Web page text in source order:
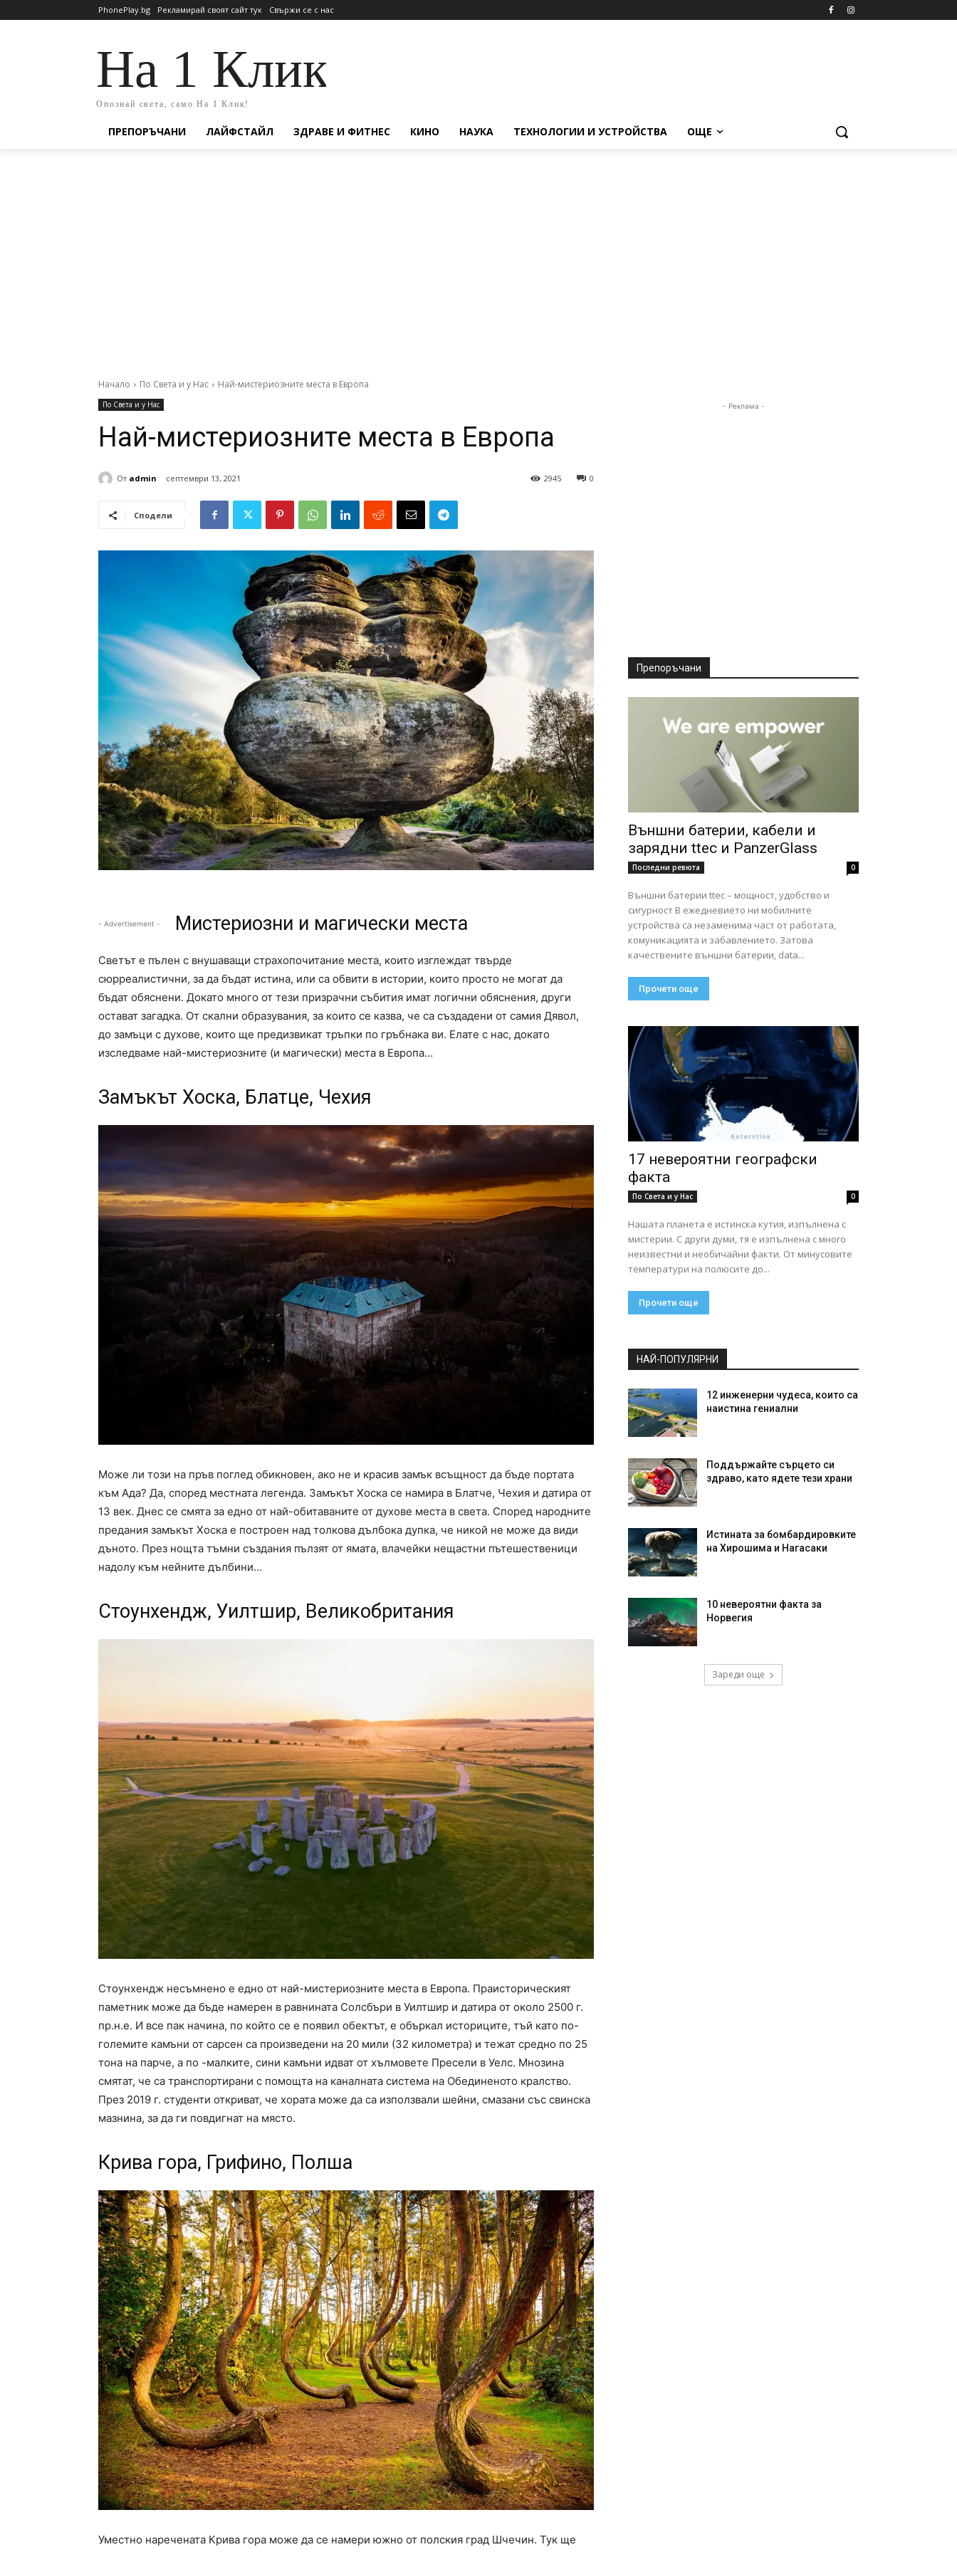
PhonePlay.bg Рекламирай своят сайт тук Свържи се с нас
На 1 Клик
Опознай света, само На 1 Клик!
ПРЕПОРЪЧАНИ ЛАЙФСТАЙЛ ЗДРАВЕ И ФИТНЕС КИНО НАУКА ТЕХНОЛОГИИ И УСТРОЙСТВА ОЩЕ
Начало По Света и у Нас Най-мистериозните места в Европа
По Света и у Нас
Най-мистериозните места в Европа
От admin септември 13, 2021 0
2945
Сподели
- Advertisement - Мистериозни и магически места
Светът е пълен с внушаващи страхопочитание места, които изглеждат твърде
сюрреалистични, за да бъдат истина, или са обвити в истории, които просто не могат да
бъдат обяснени. Докато много от тези призрачни събития имат логични обяснения, други
остават загадка. От скални образувания, за които се казва, че са създадени от самия Дявол,
до замъци с духове, които ще предизвикат тръпки по гръбнака ви. Елате с нас, докато
изследваме най-мистериозните (и магически) места в Европа…
Замъкът Хоска, Блатце, Чехия
Може ли този на пръв поглед обикновен, ако не и красив замък всъщност да бъде портата
към Ада? Да, според местната легенда. Замъкът Хоска се намира в Блатче, Чехия и датира от
13 век. Днес се смята за едно от най-обитаваните от духове места в света. Според народните
предания замъкът Хоска е построен над толкова дълбока дупка, че никой не може да види
дъното. През нощта тъмни създания пълзят от ямата, влачейки нещастни пътешественици
надолу към нейните дълбини…
Стоунхендж, Уилтшир, Великобритания
Стоунхендж несъмнено е едно от най-мистериозните места в Европа. Праисторическият
паметник може да бъде намерен в равнината Солсбъри в Уилтшир и датира от около 2500 г.
пр.н.е. И все пак начина, по който се е появил обектът, е объркал историците, тъй като по-
големите камъни от сарсен са произведени на 20 мили (32 километра) и тежат средно по 25
тона на парче, а по -малките, сини камъни идват от хълмовете Пресели в Уелс. Мнозина
смятат, че са транспортирани с помощта на каналната система на Обединеното кралство.
През 2019 г. студенти откриват, че хората може да са използвали шейни, смазани със свинска
мазнина, за да ги повдигнат на място.
Крива гора, Грифино, Полша
Уместно наречената Крива гора може да се намери южно от полския град Шчечин. Тук ще
- Реклама -
Препоръчани
Външни батерии, кабели и
зарядни ttec и PanzerGlass
Последни ревюта 0
Външни батерии ttec – мощност, удобство и
сигурност В ежедневието ни мобилните
устройства са незаменима част от работата,
комуникацията и забавлението. Затова
качествените външни батерии, data...
Прочети още
17 невероятни географски
факта
По Света и у Нас 0
Нашата планета е истинска кутия, изпълнена с
мистерии. С други думи, тя е изпълнена с много
неизвестни и необичайни факти. От минусовите
температури на полюсите до...
Прочети още
НАЙ-ПОПУЛЯРНИ
12 инженерни чудеса, които са
наистина гениални
Поддържайте сърцето си
здраво, като ядете тези храни
Истината за бомбардировките
на Хирошима и Нагасаки
10 невероятни факта за
Норвегия
Зареди още